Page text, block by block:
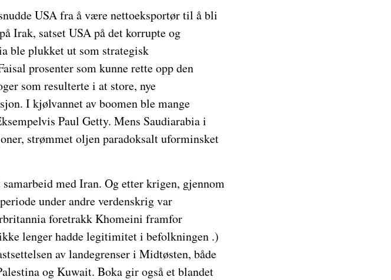
USA fra å være nettoeksportør til å bli
Irak, satset USA på det korrupte og
ble plukket ut som strategisk
prosenter som kunne rette opp den
som resulterte i at store, nye
I kjølvannet av boomen ble mange
Paul Getty. Mens Saudiarabia i
strømmet oljen paradoksalt uforminsket
med Iran. Og etter krigen, gjennom
under andre verdenskrig var
foretrakk Khomeini framfor
lenger hadde legitimitet i befolkningen .)
av landegrenser i Midtøsten, både
og Kuwait. Boka gir også et blandet